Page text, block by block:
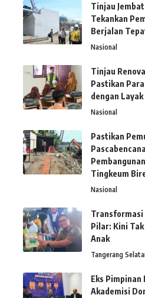
Tinjau
Tekankan
Berjalan
Nasional
Tinjau
Pastikan
dengan
Nasional
Pastikan
Tingkeum
Nasional
Transformasi
Pilar: Kini
Anak
Tangerang
Eks Pimpinan
Akademisi